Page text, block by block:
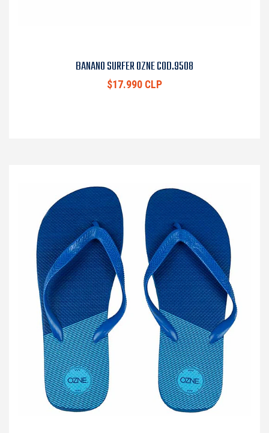
BANANO SURFER OZNE COD.9508
$17.990 CLP